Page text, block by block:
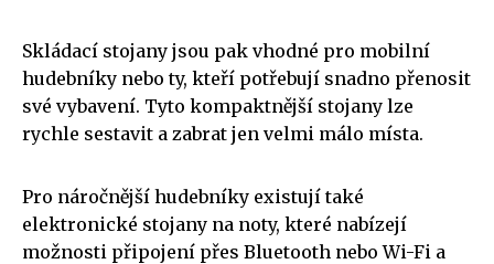
Skládací stojany jsou pak vhodné pro mobilní
hudebníky nebo ty, kteří potřebují snadno přenosit
své vybavení. Tyto kompaktnější stojany lze
rychle sestavit a zabrat jen velmi málo místa.
Pro náročnější hudebníky existují také
elektronické stojany na noty, které nabízejí
možnosti připojení přes Bluetooth nebo Wi-Fi a